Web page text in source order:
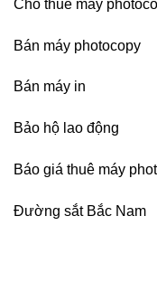
Cho thuê máy
Bán máy photocopy
Bán máy in
Bảo hộ lao động
Báo giá thuê máy
Đường sắt Bắc Nam